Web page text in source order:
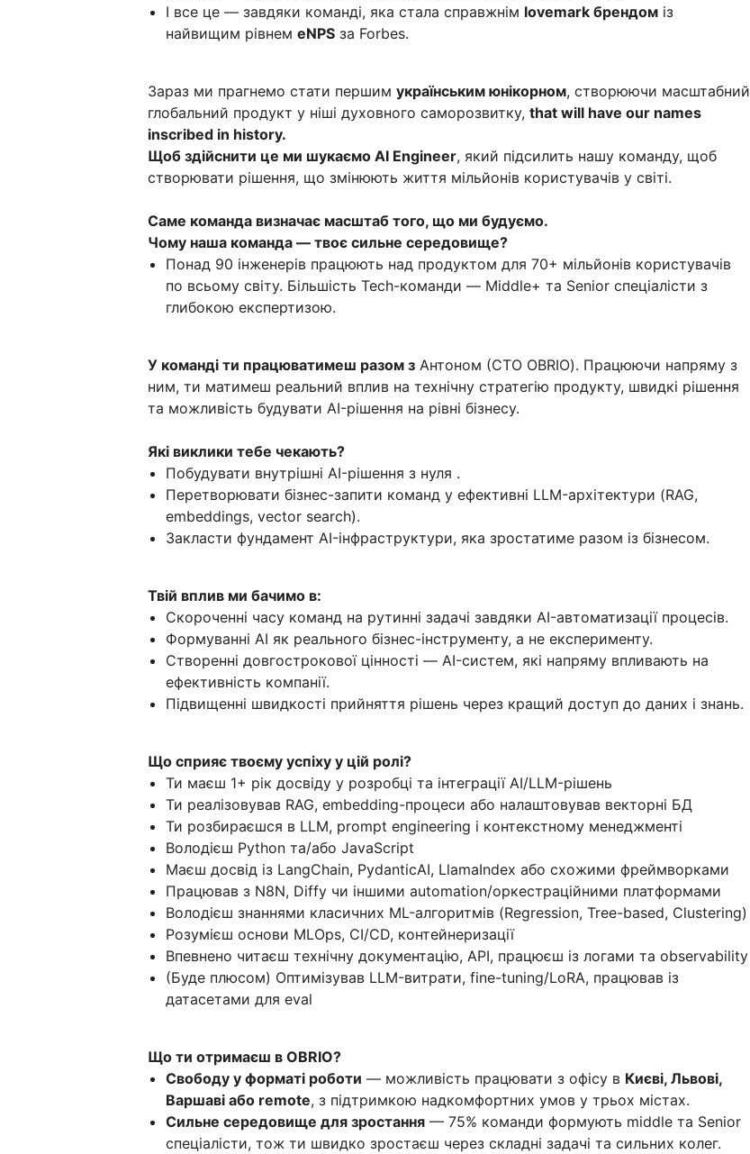
І все це — завдяки команді, яка стала справжнім lovemark брендом із
найвищим рівнем eNPS за Forbes.
Зараз ми прагнемо стати першим українським юнікорном, створюючи масштабний
глобальний продукт у ніші духовного саморозвитку, that will have our names
inscribed in history.
Щоб здійснити це ми шукаємо AI Engineer, який підсилить нашу команду, щоб
створювати рішення, що змінюють життя мільйонів користувачів у світі.
Саме команда визначає масштаб того, що ми будуємо.
Чому наша команда — твоє сильне середовище?
Понад 90 інженерів працюють над продуктом для 70+ мільйонів користувачів
по всьому світу. Більшість Tech-команди — Middle+ та Senior спеціалісти з
глибокою експертизою.
У команді ти працюватимеш разом з Антоном (СТО OBRIO). Працюючи напряму з
ним, ти матимеш реальний вплив на технічну стратегію продукту, швидкі рішення
та можливість будувати AI-рішення на рівні бізнесу.
Які виклики тебе чекають?
Побудувати внутрішні AI-рішення з нуля .
Перетворювати бізнес-запити команд у ефективні LLM-архітектури (RAG,
embeddings, vector search).
Закласти фундамент AI-інфраструктури, яка зростатиме разом із бізнесом.
Твій вплив ми бачимо в:
Скороченні часу команд на рутинні задачі завдяки AI-автоматизації процесів.
Формуванні AI як реального бізнес-інструменту, а не експерименту.
Створенні довгострокової цінності — AI-систем, які напряму впливають на
ефективність компанії.
Підвищенні швидкості прийняття рішень через кращий доступ до даних і знань.
Що сприяє твоєму успіху у цій ролі?
Ти маєш 1+ рік досвіду у розробці та інтеграції AI/LLM-рішень
Ти реалізовував RAG, embedding-процеси або налаштовував векторні БД
Ти розбираєшся в LLM, prompt engineering і контекстному менеджменті
Володієш Python та/або JavaScript
Маєш досвід із LangChain, PydanticAI, LlamaIndex або схожими фреймворками
Працював з N8N, Diffy чи іншими automation/оркестраційними платформами
Володієш знаннями класичних ML-алгоритмів (Regression, Tree-based, Clustering)
Розумієш основи MLOps, CI/CD, контейнеризації
Впевнено читаєш технічну документацію, API, працюєш із логами та observability
(Буде плюсом) Оптимізував LLM-витрати, fine-tuning/LoRA, працював із
датасетами для eval
Що ти отримаєш в OBRIO?
Свободу у форматі роботи — можливість працювати з офісу в Києві, Львові,
Варшаві або remote, з підтримкою надкомфортних умов у трьох містах.
Сильне середовище для зростання — 75% команди формують middle та Senior
спеціалісти, тож ти швидко зростаєш через складні задачі та сильних колег.